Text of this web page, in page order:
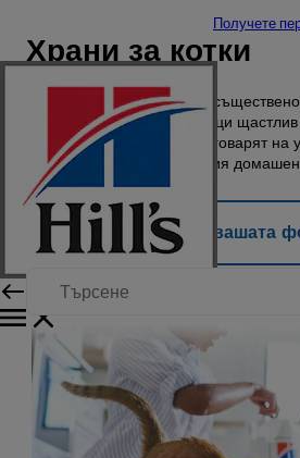
Получете
Храни за котки
Правилното хранене е от
живеят домашните любимци
живот. Вижте кои храни отговарят на
хранителни нужди на вашия
Открийте вашата